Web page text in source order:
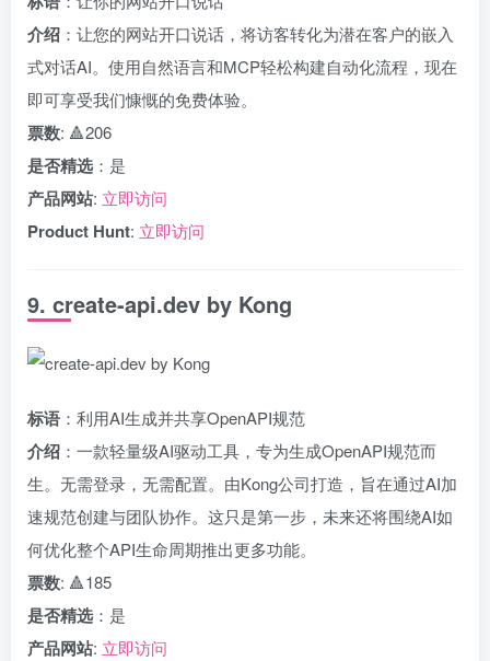
介绍 ：让您的网站开口说话，将访客转化为潜在客户的嵌入
式对话AI。使用自然语言和MCP轻松构建自动化流程，现在
即可享受我们慷慨的免费体验。
票数: 🔺206
是否精选 ：是
产品网站: 立即访问
Product Hunt: 立即访问
9. create-api.dev by Kong
标语 ：利用AI生成并共享OpenAPI规范
介绍 ：一款轻量级AI驱动工具，专为生成OpenAPI规范而
生。无需登录，无需配置。由Kong公司打造，旨在通过AI加
速规范创建与团队协作。这只是第一步，未来还将围绕AI如
何优化整个API生命周期推出更多功能。
票数: 🔺185
是否精选 ：是
产品网站: 立即访问